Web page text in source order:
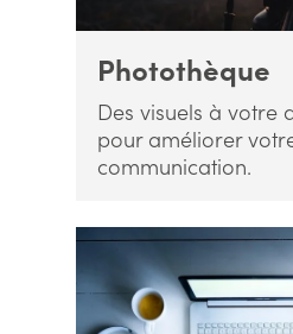
Photothèque
Des visuels à votre
pour améliorer
communication.